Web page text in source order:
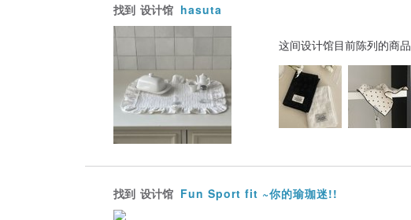
找到 设计馆 hasuta
这间设计馆目前陈列的商品
找到 设计馆 Fun Sport fit ~你的瑜珈迷!!